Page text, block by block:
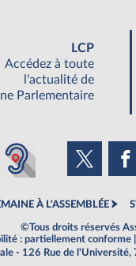
LCP
Accédez à toute
l'actualité de
Parlementaire
À L'ASSEMBLÉE
©Tous droits réservés
: partiellement conforme
- 126 Rue de